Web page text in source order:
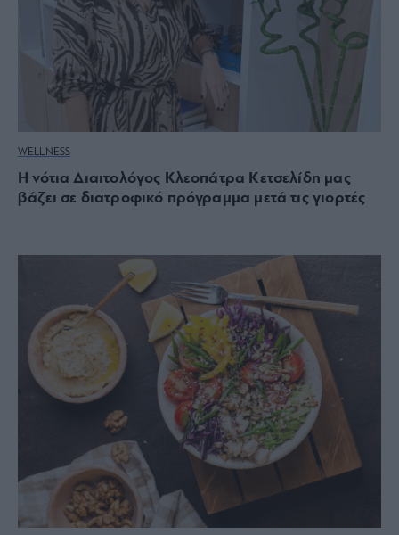
WELLNESS
Η νότια Διαιτολόγος Κλεοπάτρα Κετσελίδη μας
βάζει σε διατροφικό πρόγραμμα μετά τις γιορτές